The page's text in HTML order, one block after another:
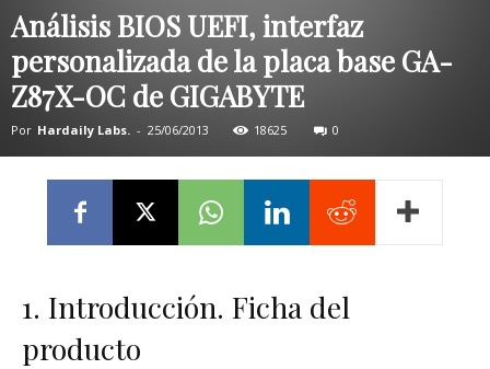
Análisis BIOS UEFI, interfaz
personalizada de la placa base GA-
Z87X-OC de GIGABYTE
Por Hardaily Labs. - 25/06/2013 18625 0
1. Introducción. Ficha del
producto